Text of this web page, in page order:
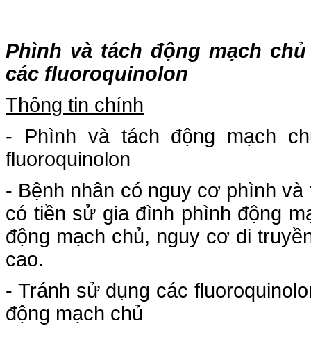
Phình và tách động mạch
các fluoroquinolon
Thông tin chính
- Phình và tách động mạch
fluoroquinolon
- Bệnh nhân có nguy cơ phình
có tiền sử gia đình phình động
động mạch chủ, nguy cơ di
cao.
- Tránh sử dụng các
động mạch chủ